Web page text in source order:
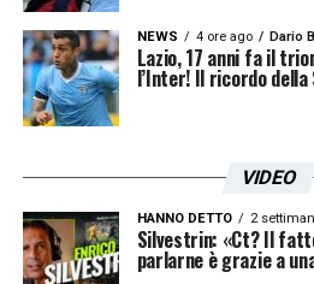
NEWS 4 ore ago Dario
Lazio, 17 anni fa il
l’Inter! Il ricordo
VIDEO
HANNO DETTO 2
Silvestrin: «Ct? Il
parlarne è grazie a